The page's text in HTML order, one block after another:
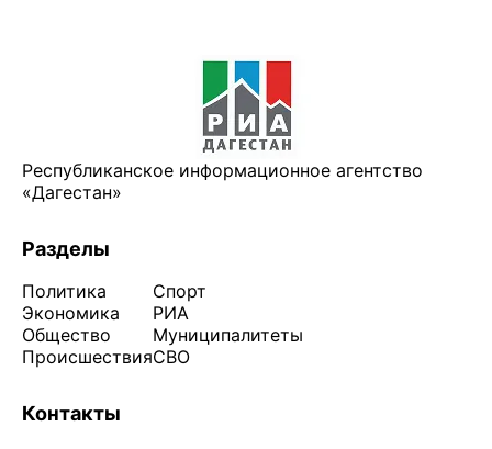
Республиканское информационное агентство
«Дагестан»
Разделы
Политика
Экономика
Общество
Происшествия
Спорт
РИА
Муниципалитеты
СВО
Контакты